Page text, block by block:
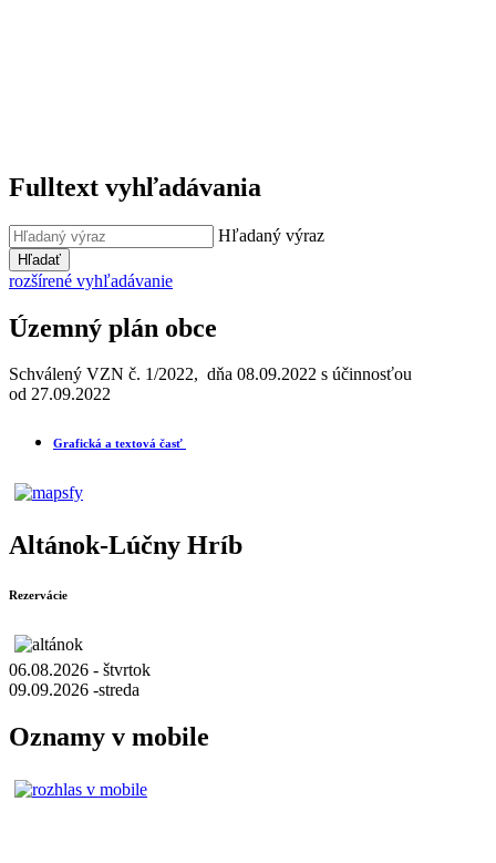
Fulltext vyhľadávania
Hľadaný výraz
Hľadať
rozšírené vyhľadávanie
Územný plán obce
Schválený VZN č. 1/2022, dňa 08.09.2022 s účinnosťou
od 27.09.2022
Grafická a textová časť
Altánok-Lúčny Hríb
Rezervácie
06.08.2026 - štvrtok
09.09.2026 -streda
Oznamy v mobile